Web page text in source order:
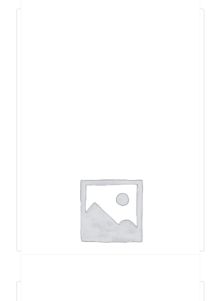
Acer Nitro 16 R9-
8945HS/32GB/1TB/RTX4070/16″/DOS –
NH.QSLEX.008
2.237,63€ 2.013,86
Dodaj u košaricu